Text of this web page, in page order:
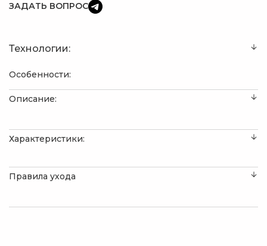
ЗАДАТЬ ВОПРОС
Технологии:
Особенности:
Описание:
Характеристики:
Правила ухода